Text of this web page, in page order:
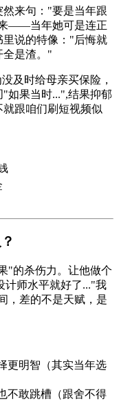
来句："要是当年跟
——当年她可是连正
里说的特像："后悔就
全是渣。"
及时给母亲买保险，
如果当时...",结果抑郁
跟咱们刷短视频似
"的杀伤力。让他做个
计师水平就好了..."我
，差的不是天赋，是
更明智（其实当年选
不敢跳槽（跟舍不得